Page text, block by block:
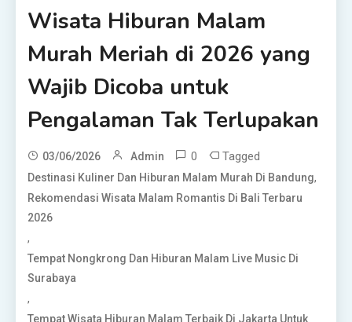
Wisata Hiburan Malam
Murah Meriah di 2026 yang
Wajib Dicoba untuk
Pengalaman Tak Terlupakan
03/06/2026 Admin 0 Tagged
Destinasi Kuliner Dan Hiburan Malam Murah Di Bandung,
Rekomendasi Wisata Malam Romantis Di Bali Terbaru
2026
,
Tempat Nongkrong Dan Hiburan Malam Live Music Di
Surabaya
,
Tempat Wisata Hiburan Malam Terbaik Di Jakarta Untuk